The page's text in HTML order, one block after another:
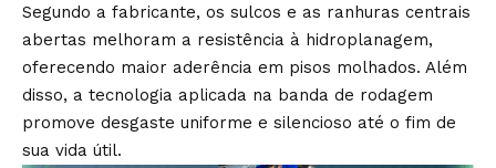
Segundo a fabricante, os sulcos e as ranhuras centrais
abertas melhoram a resistência à hidroplanagem,
oferecendo maior aderência em pisos molhados. Além
disso, a tecnologia aplicada na banda de rodagem
promove desgaste uniforme e silencioso até o fim de
sua vida útil.